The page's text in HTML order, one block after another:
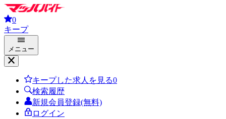
0
キープ
メニュー
キープした求人を見る0
検索履歴
新規会員登録(無料)
ログイン